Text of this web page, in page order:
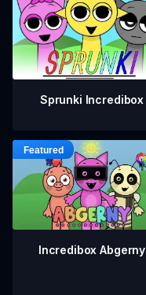
Sprunki Incredibox
Incredibox Abgerny